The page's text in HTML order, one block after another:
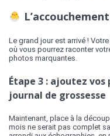
L’accouchement
Le grand jour est arrivé !
où vous pourrez raconter
photos marquantes.
Étape 3 : ajoutez
journal de grossesse
Maintenant, place à la
mois ne serait pas complet